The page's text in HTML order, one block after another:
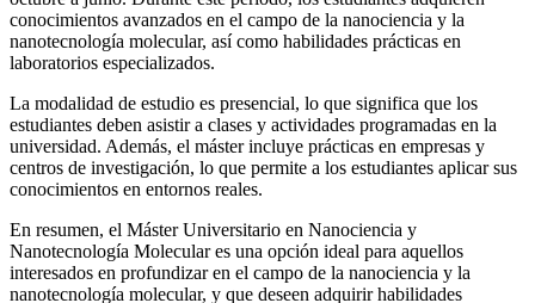
conocimientos avanzados en el campo de la nanociencia y la
nanotecnología molecular, así como habilidades prácticas en
laboratorios especializados.
La modalidad de estudio es presencial, lo que significa que los
estudiantes deben asistir a clases y actividades programadas en la
universidad. Además, el máster incluye prácticas en empresas y
centros de investigación, lo que permite a los estudiantes aplicar sus
conocimientos en entornos reales.
En resumen, el Máster Universitario en Nanociencia y
Nanotecnología Molecular es una opción ideal para aquellos
interesados en profundizar en el campo de la nanociencia y la
nanotecnología molecular, y que deseen adquirir habilidades